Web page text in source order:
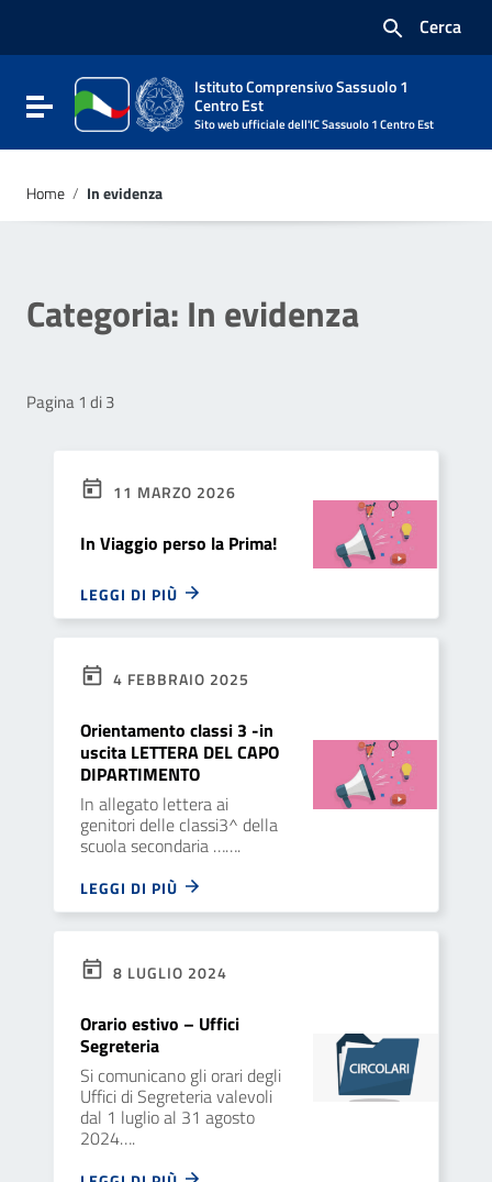
Vai al footer
Cerca
Attiva / disattiva la navigazione
Istituto Comprensivo Sassuolo 1
Centro Est
Sito web ufficiale dell'IC Sassuolo 1 Centro Est
Home / In evidenza
Categoria: In evidenza
Pagina 1 di 3
11 MARZO 2026
In Viaggio perso la Prima!
LEGGI DI PIÙ
4 FEBBRAIO 2025
Orientamento classi 3 -in
uscita LETTERA DEL CAPO
DIPARTIMENTO
In allegato lettera ai
genitori delle classi3^ della
scuola secondaria …….
LEGGI DI PIÙ
8 LUGLIO 2024
Orario estivo – Uffici
Segreteria
Si comunicano gli orari degli
Uffici di Segreteria valevoli
dal 1 luglio al 31 agosto
2024….